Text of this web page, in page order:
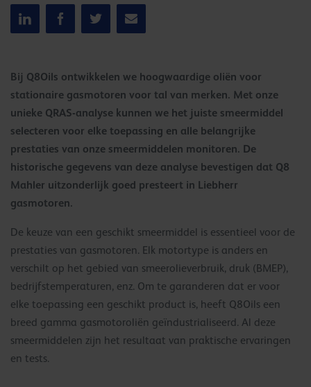
Bij Q8Oils ontwikkelen we hoogwaardige oliën voor
stationaire gasmotoren voor tal van merken. Met onze
unieke QRAS-analyse kunnen we het juiste smeermiddel
selecteren voor elke toepassing en alle belangrijke
prestaties van onze smeermiddelen monitoren. De
historische gegevens van deze analyse bevestigen dat Q8
Mahler uitzonderlijk goed presteert in Liebherr
gasmotoren.
De keuze van een geschikt smeermiddel is essentieel voor de
prestaties van gasmotoren. Elk motortype is anders en
verschilt op het gebied van smeerolieverbruik, druk (BMEP),
bedrijfstemperaturen, enz. Om te garanderen dat er voor
elke toepassing een geschikt product is, heeft Q8Oils een
breed gamma gasmotoroliën geïndustrialiseerd. Al deze
smeermiddelen zijn het resultaat van praktische ervaringen
en tests.